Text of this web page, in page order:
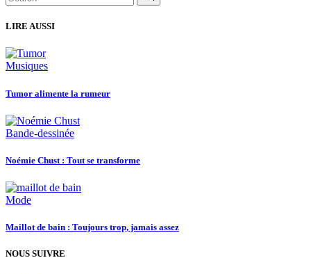
LIRE AUSSI
Musiques
Tumor alimente la rumeur
Bande-dessinée
Noémie Chust : Tout se transforme
Mode
Maillot de bain : Toujours trop, jamais assez
NOUS SUIVRE